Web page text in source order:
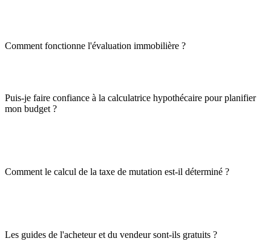
Comment fonctionne l'évaluation immobilière ?
Puis-je faire confiance à la calculatrice hypothécaire pour planifier
mon budget ?
Comment le calcul de la taxe de mutation est-il déterminé ?
Les guides de l'acheteur et du vendeur sont-ils gratuits ?